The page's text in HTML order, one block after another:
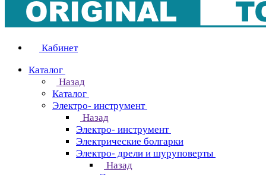
Кабинет
Каталог
Назад
Каталог
Электро- инструмент
Назад
Электро- инструмент
Электрические болгарки
Электро- дрели и шуруповерты
Назад